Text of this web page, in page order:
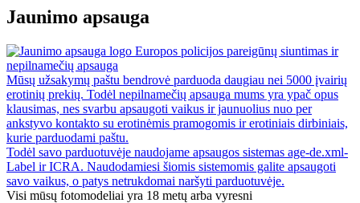
Jaunimo apsauga
Europos policijos pareigūnų siuntimas ir
nepilnamečių apsauga
Mūsų užsakymų paštu bendrovė parduoda daugiau nei 5000 įvairių
erotinių prekių. Todėl nepilnamečių apsauga mums yra ypač opus
klausimas, nes svarbu apsaugoti vaikus ir jaunuolius nuo per
ankstyvo kontakto su erotinėmis pramogomis ir erotiniais dirbiniais,
kurie parduodami paštu.
Todėl savo parduotuvėje naudojame apsaugos sistemas age-de.xml-
Label ir ICRA. Naudodamiesi šiomis sistemomis galite apsaugoti
savo vaikus, o patys netrukdomai naršyti parduotuvėje.
Visi mūsų fotomodeliai yra 18 metų arba vyresni